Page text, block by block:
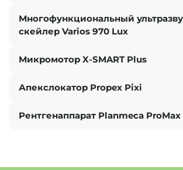
Planmeca ProX имеет 66
экспозиции для обеспечения
Стоматологическая установка
посещения стоматолога.
Многофункциональный
скейлер Varios 970 Lux
Микромотор X-SMART Plus
Апекслокатор Propex Pixi
Рентгенаппарат Planmeca ProMax